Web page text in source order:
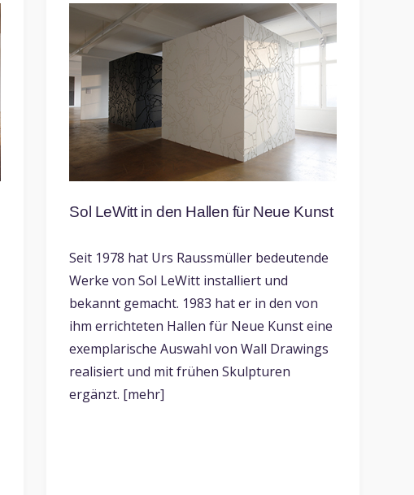
Sol LeWitt in den Hallen für Neue Kunst
Seit 1978 hat Urs Raussmüller bedeutende
Werke von Sol LeWitt installiert und
bekannt gemacht. 1983 hat er in den von
ihm errichteten Hallen für Neue Kunst eine
exemplarische Auswahl von Wall Drawings
realisiert und mit frühen Skulpturen
ergänzt. [mehr]